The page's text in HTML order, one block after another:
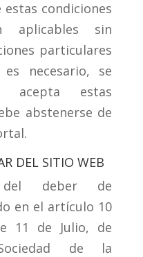
condiciones
aplicables sin
particulares
necesario, se
acepta estas
abstenerse de
DEL SITIO WEB
del deber de
en el artículo 10
11 de Julio, de
de la